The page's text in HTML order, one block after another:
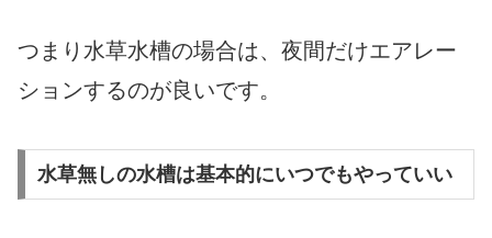
つまり水草水槽の場合は、夜間だけエアレー
ションするのが良いです。
水草無しの水槽は基本的にいつでもやっていい